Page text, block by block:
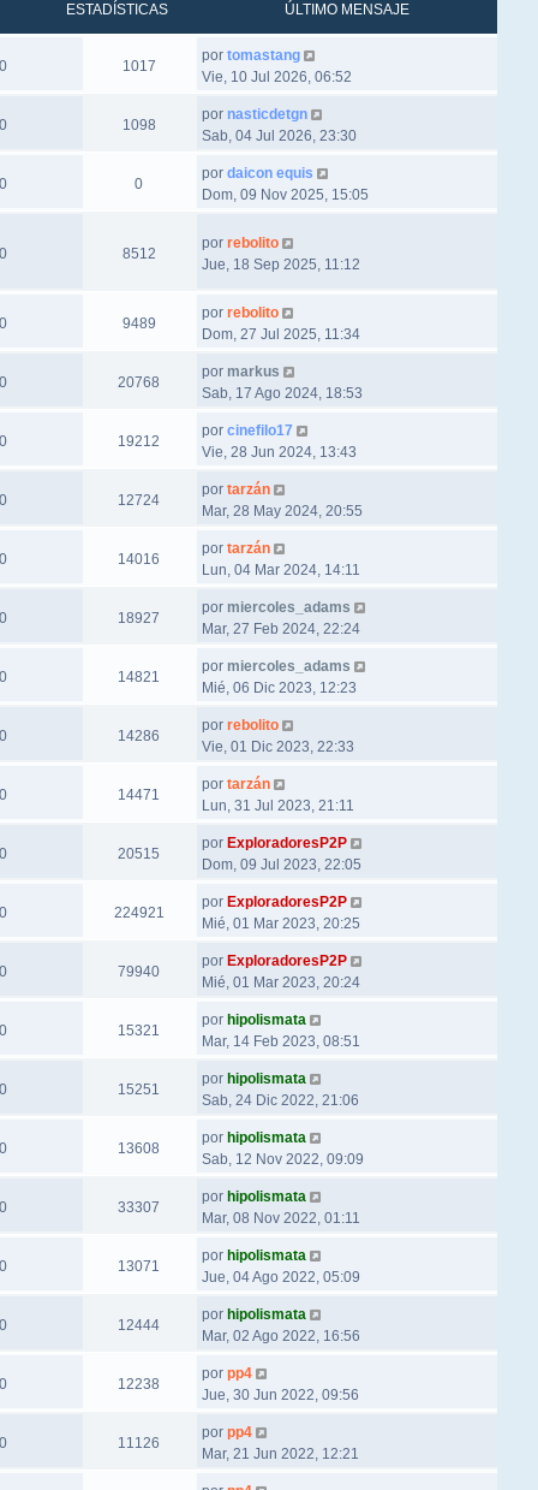
ESTADÍSTICAS ÚLTIMO MENSAJE
0 1017
por tomastang
Vie, 10 Jul 2026, 06:52
0 1098
por nasticdetgn
Sab, 04 Jul 2026, 23:30
0 0
por daicon equis
Dom, 09 Nov 2025, 15:05
0 8512
por rebolito
Jue, 18 Sep 2025, 11:12
0 9489
por rebolito
Dom, 27 Jul 2025, 11:34
0 20768
por markus
Sab, 17 Ago 2024, 18:53
0 19212
por cinefilo17
Vie, 28 Jun 2024, 13:43
0 12724
por tarzán
Mar, 28 May 2024, 20:55
0 14016
por tarzán
Lun, 04 Mar 2024, 14:11
0 18927
por miercoles_adams
Mar, 27 Feb 2024, 22:24
0 14821
por miercoles_adams
Mié, 06 Dic 2023, 12:23
0 14286
por rebolito
Vie, 01 Dic 2023, 22:33
0 14471
por tarzán
Lun, 31 Jul 2023, 21:11
0 20515
por ExploradoresP2P
Dom, 09 Jul 2023, 22:05
0 224921
por ExploradoresP2P
Mié, 01 Mar 2023, 20:25
0 79940
por ExploradoresP2P
Mié, 01 Mar 2023, 20:24
0 15321
por hipolismata
Mar, 14 Feb 2023, 08:51
0 15251
por hipolismata
Sab, 24 Dic 2022, 21:06
0 13608
por hipolismata
Sab, 12 Nov 2022, 09:09
0 33307
por hipolismata
Mar, 08 Nov 2022, 01:11
0 13071
por hipolismata
Jue, 04 Ago 2022, 05:09
0 12444
por hipolismata
Mar, 02 Ago 2022, 16:56
0 12238
por pp4
Jue, 30 Jun 2022, 09:56
0 11126
por pp4
Mar, 21 Jun 2022, 12:21